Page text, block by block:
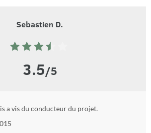
Sebastien D.
3.5/5
a vis du conducteur du projet.